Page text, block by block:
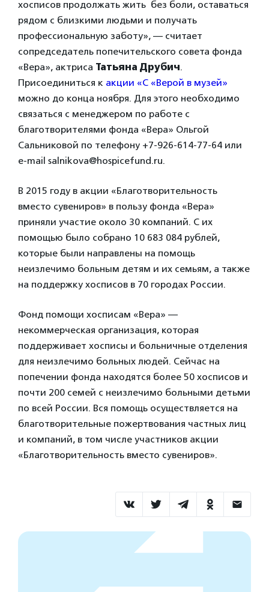
хосписов продолжать жить без боли, оставаться
рядом с близкими людьми и получать
профессиональную заботу», — считает
сопредседатель попечительского совета фонда
«Вера», актриса Татьяна Друбич.
Присоединиться к акции «С «Верой в музей»
можно до конца ноября. Для этого необходимо
связаться с менеджером по работе с
благотворителями фонда «Вера» Ольгой
Сальниковой по телефону +7-926-614-77-64 или
e-mail salnikova@hospicefund.ru.
В 2015 году в акции «Благотворительность
вместо сувениров» в пользу фонда «Вера»
приняли участие около 30 компаний. С их
помощью было собрано 10 683 084 рублей,
которые были направлены на помощь
неизлечимо больным детям и их семьям, а также
на поддержку хосписов в 70 городах России.
Фонд помощи хосписам «Вера» —
некоммерческая организация, которая
поддерживает хосписы и больничные отделения
для неизлечимо больных людей. Сейчас на
попечении фонда находятся более 50 хосписов и
почти 200 семей с неизлечимо больными детьми
по всей России. Вся помощь осуществляется на
благотворительные пожертвования частных лиц
и компаний, в том числе участников акции
«Благотворительность вместо сувениров».